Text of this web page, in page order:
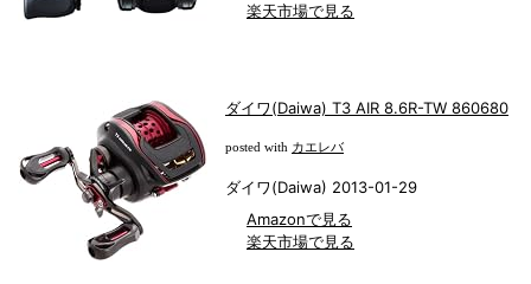
楽天市場で見る
ダイワ(Daiwa) T3 AIR 8.6R-TW 860680
posted with カエレバ
ダイワ(Daiwa) 2013-01-29
Amazonで見る
楽天市場で見る